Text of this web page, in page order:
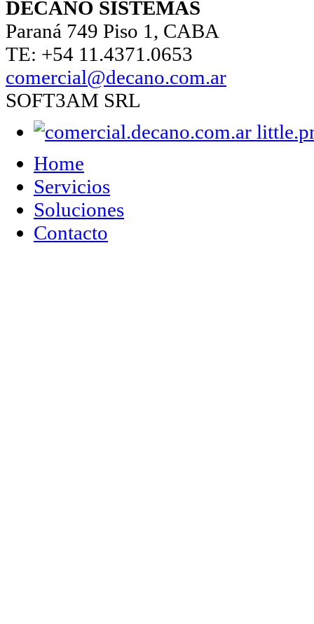
DECANO SISTEMAS
Paraná 749 Piso 1, CABA
TE: +54 11.4371.0653
comercial@decano.com.ar
SOFT3AM SRL
Home
Servicios
Soluciones
Contacto